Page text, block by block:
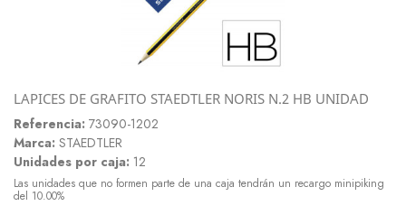
LAPICES DE GRAFITO STAEDTLER NORIS N.2 HB UNIDAD
Referencia: 73090-1202
Marca: STAEDTLER
Unidades por caja: 12
Las unidades que no formen parte de una caja tendrán un recargo minipiking
del 10.00%